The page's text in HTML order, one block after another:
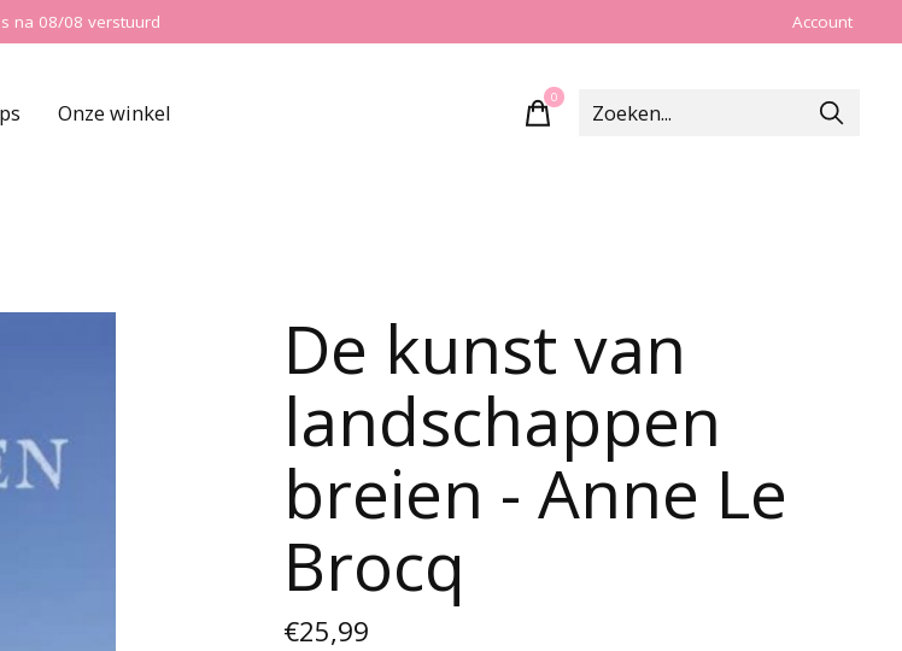
na 08/08 verstuurd Account
Onze winkel
0items
De kunst van
landschappen
breien - Anne Le
Brocq
€25,99